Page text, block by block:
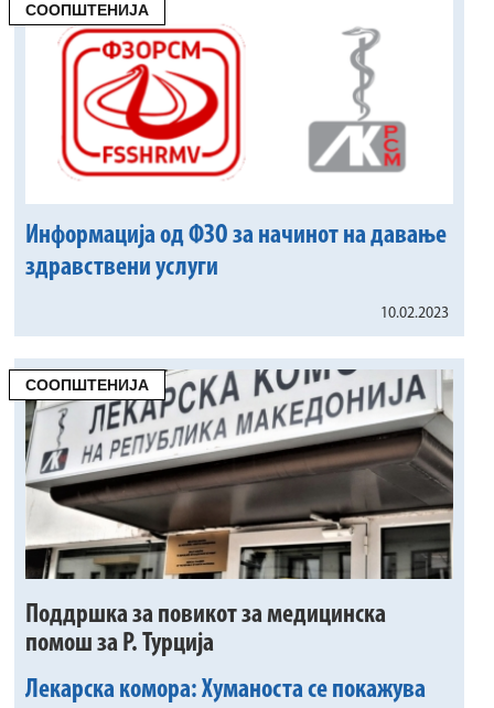
СООПШТЕНИЈА
Информација од ФЗО за начинот на давање
здравствени услуги
10.02.2023
СООПШТЕНИЈА
Поддршка за повикот за медицинска
помош за Р. Турција
Лекарска комора: Хуманоста се покажува